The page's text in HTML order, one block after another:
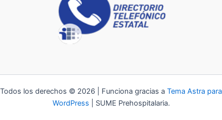
Todos los derechos © 2026 | Funciona gracias a Tema Astra para
WordPress | SUME Prehospitalaria.